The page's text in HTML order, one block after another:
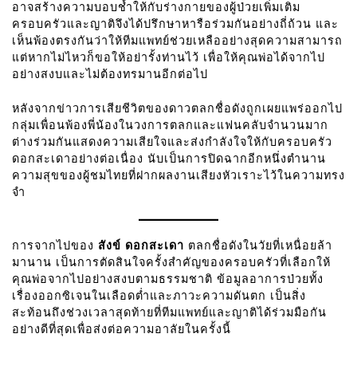
อาจสร้างความบอบช้ำให้กับร่างกายของผู้ป่วยเพิ่มเติม
ครอบครัวและญาติจึงได้ปรึกษาหารือร่วมกันอย่างถี่ถ้วน และ
เห็นพ้องตรงกันว่าให้ทีมแพทย์ช่วยเหลืออย่างสุดความสามารถ
แต่หากไม่ไหวก็ขอให้อย่ารั้งท่านไว้ เพื่อให้คุณพ่อได้จากไป
อย่างสงบและไม่ต้องทรมานอีกต่อไป
หลังจากข่าวการเสียชีวิตของดาวตลกชื่อดังถูกเผยแพร่ออกไป
กลุ่มเพื่อนพ้องพี่น้องในวงการตลกและแฟนคลับจำนวนมาก
ต่างร่วมกันแสดงความเสียใจและส่งกำลังใจให้กับครอบครัว
ดอกสะเดาอย่างต่อเนื่อง นับเป็นการปิดฉากอีกหนึ่งตำนาน
ความสุขของผู้ชมไทยที่ฝากผลงานเสียงหัวเราะไว้ในความทรง
จำ
การจากไปของ สังข์ ดอกสะเดา ตลกชื่อดังในวัยที่เหนื่อยล้า
มานาน เป็นการตัดสินใจครั้งสำคัญของครอบครัวที่เลือกให้
คุณพ่อจากไปอย่างสงบตามธรรมชาติ ข้อมูลอาการป่วยทั้ง
เรื่องออกซิเจนในเลือดต่ำและภาวะความดันตก เป็นสิ่ง
สะท้อนถึงช่วงเวลาสุดท้ายที่ทีมแพทย์และญาติได้ร่วมมือกัน
อย่างดีที่สุดเพื่อส่งต่อความอาลัยในครั้งนี้